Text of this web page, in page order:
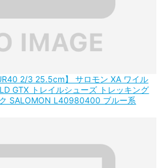
2/3 25.5cm】 サロモン XA ワイル
GTX トレイルシューズ トレッキング
SALOMON L40980400 ブルー系